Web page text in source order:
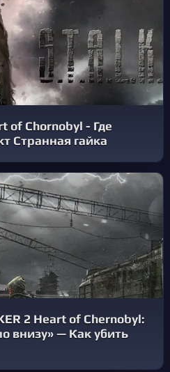
of Chornobyl - Где
Странная гайка
2 Heart of Chernobyl:
внизу» — Как убить